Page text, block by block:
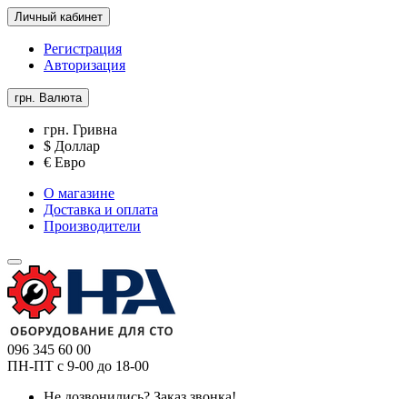
Личный кабинет
Регистрация
Авторизация
грн. Валюта
грн. Гривна
$ Доллар
€ Евро
О магазине
Доставка и оплата
Производители
096 345 60 00
ПН-ПТ с 9-00 до 18-00